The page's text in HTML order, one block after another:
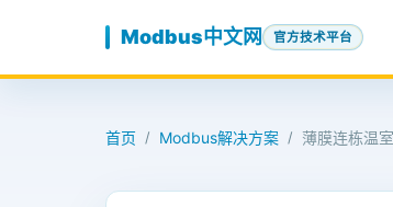
Modbus中文网 官方技术平台
首页 / Modbus解决方案 / 薄膜连栋温